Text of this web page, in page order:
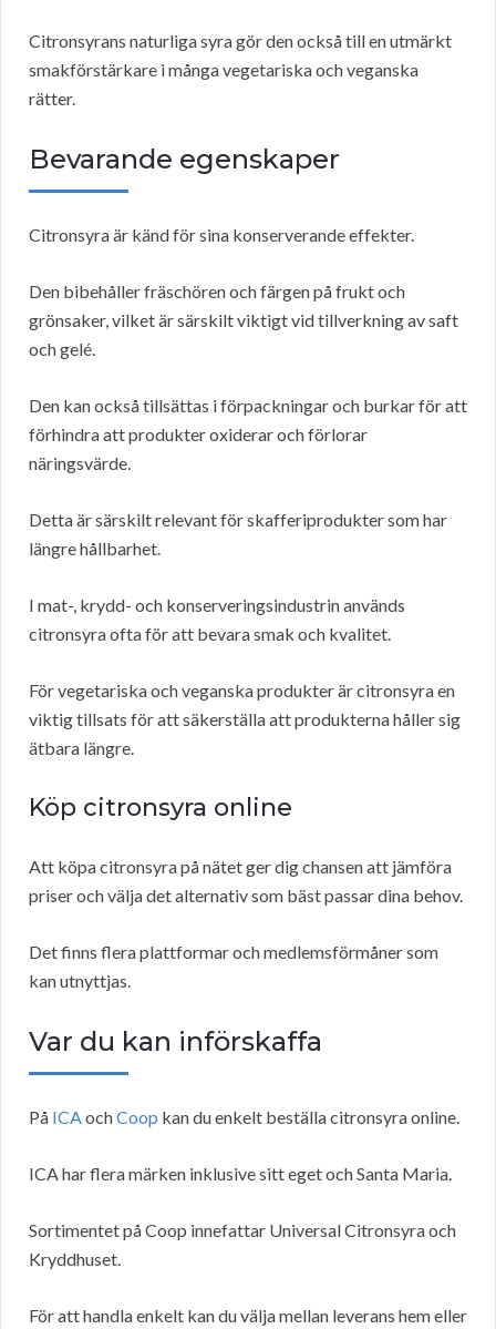
Citronsyrans naturliga syra gör den också till en utmärkt
smakförstärkare i många vegetariska och veganska
rätter.
Bevarande egenskaper
Citronsyra är känd för sina konserverande effekter.
Den bibehåller fräschören och färgen på frukt och
grönsaker, vilket är särskilt viktigt vid tillverkning av saft
och gelé.
Den kan också tillsättas i förpackningar och burkar för att
förhindra att produkter oxiderar och förlorar
näringsvärde.
Detta är särskilt relevant för skafferiprodukter som har
längre hållbarhet.
I mat-, krydd- och konserveringsindustrin används
citronsyra ofta för att bevara smak och kvalitet.
För vegetariska och veganska produkter är citronsyra en
viktig tillsats för att säkerställa att produkterna håller sig
ätbara längre.
Köp citronsyra online
Att köpa citronsyra på nätet ger dig chansen att jämföra
priser och välja det alternativ som bäst passar dina behov.
Det finns flera plattformar och medlemsförmåner som
kan utnyttjas.
Var du kan införskaffa
På ICAochCoop kan du enkelt beställa citronsyra online.
ICA har flera märken inklusive sitt eget och Santa Maria.
Sortimentet på Coop innefattar Universal Citronsyra och
Kryddhuset.
För att handla enkelt kan du välja mellan leverans hem eller